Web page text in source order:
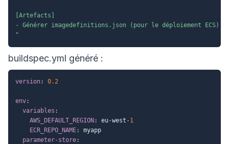
[Artefacts]
- Générer imagedefinitions.json (pour le déploiement ECS)
"
buildspec.yml généré :
version: 0.2
env:
variables :
AWS_DEFAULT_REGION : eu-west -1
ECR_REPO_NAME:
myapp
parameter-store: